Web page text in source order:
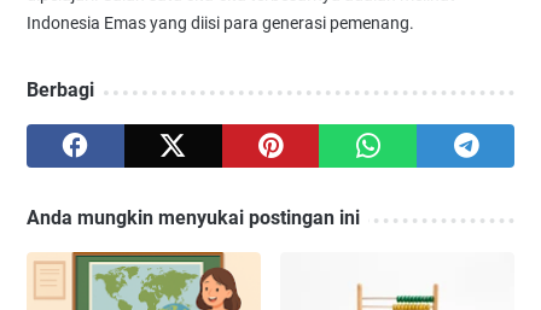
Indonesia Emas yang diisi para generasi pemenang.
Berbagi
Anda mungkin menyukai postingan ini